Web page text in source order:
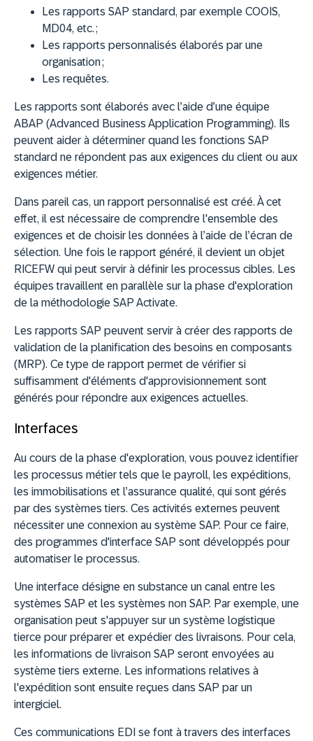
Les rapports SAP standard, par exemple COOIS,
MD04, etc. ;
Les rapports personnalisés élaborés par une
organisation ;
Les requêtes.
Les rapports sont élaborés avec l’aide d’une équipe
ABAP (Advanced Business Application Programming). Ils
peuvent aider à déterminer quand les fonctions SAP
standard ne répondent pas aux exigences du client ou aux
exigences métier.
Dans pareil cas, un rapport personnalisé est créé. À cet
effet, il est nécessaire de comprendre l'ensemble des
exigences et de choisir les données à l’aide de l’écran de
sélection. Une fois le rapport généré, il devient un objet
RICEFW qui peut servir à définir les processus cibles. Les
équipes travaillent en parallèle sur la phase d'exploration
de la méthodologie SAP Activate.
Les rapports SAP peuvent servir à créer des rapports de
validation de la planification des besoins en composants
(MRP). Ce type de rapport permet de vérifier si
suffisamment d'éléments d'approvisionnement sont
générés pour répondre aux exigences actuelles.
Interfaces
Au cours de la phase d'exploration, vous pouvez identifier
les processus métier tels que le payroll, les expéditions,
les immobilisations et l’assurance qualité, qui sont gérés
par des systèmes tiers. Ces activités externes peuvent
nécessiter une connexion au système SAP. Pour ce faire,
des programmes d'interface SAP sont développés pour
automatiser le processus.
Une interface désigne en substance un canal entre les
systèmes SAP et les systèmes non SAP. Par exemple, une
organisation peut s'appuyer sur un système logistique
tierce pour préparer et expédier des livraisons. Pour cela,
les informations de livraison SAP seront envoyées au
système tiers externe. Les informations relatives à
l'expédition sont ensuite reçues dans SAP par un
intergiciel.
Ces communications EDI se font à travers des interfaces